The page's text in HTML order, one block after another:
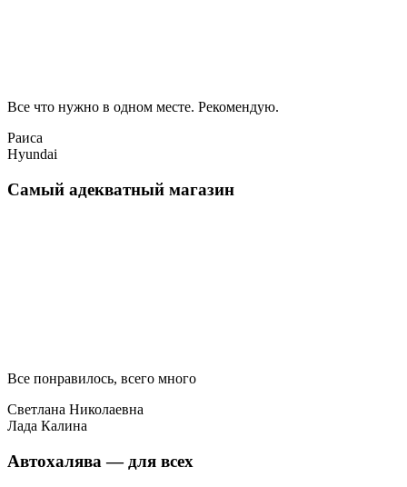
Все что нужно в одном месте. Рекомендую.
Раиса
Hyundai
Самый адекватный магазин
Все понравилось, всего много
Светлана Николаевна
Лада Калина
Автохалява — для всех